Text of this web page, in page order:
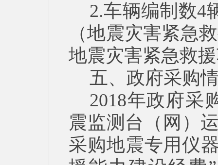
2.车辆编制数4
（地震灾害紧急
地震灾害紧急救
五、政府采购
2018年政府采
震监测台（网）
采购地震专用仪